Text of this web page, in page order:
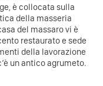
è collocata sulla
della masseria
del massaro vi è
restaurato e sede
della lavorazione
un antico agrumeto.